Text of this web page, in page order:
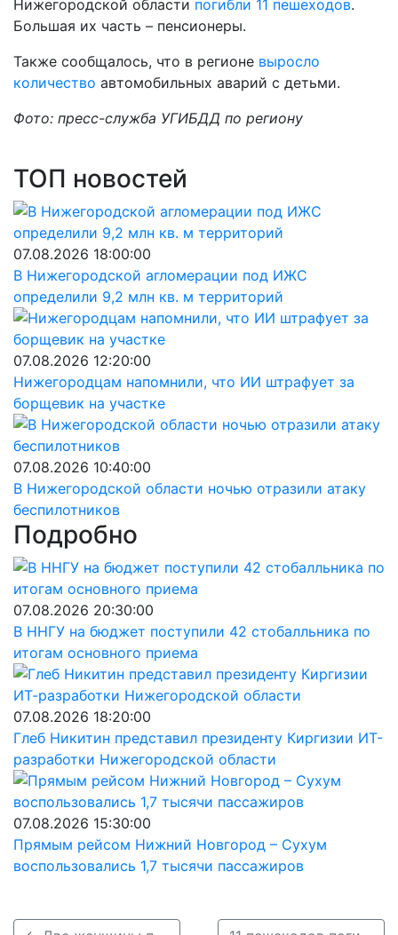
Нижегородской области погибли 11 пешеходов.
Большая их часть – пенсионеры.
Также сообщалось, что в регионе выросло
количество автомобильных аварий с детьми.
Фото: пресс-служба УГИБДД по региону
ТОП новостей
07.08.2026 18:00:00
В Нижегородской агломерации под ИЖС
определили 9,2 млн кв. м территорий
07.08.2026 12:20:00
Нижегородцам напомнили, что ИИ штрафует за
борщевик на участке
07.08.2026 10:40:00
В Нижегородской области ночью отразили атаку
беспилотников
Подробно
07.08.2026 20:30:00
В ННГУ на бюджет поступили 42 стобалльника по
итогам основного приема
07.08.2026 18:20:00
Глеб Никитин представил президенту Киргизии ИТ-
разработки Нижегородской области
07.08.2026 15:30:00
Прямым рейсом Нижний Новгород – Сухум
воспользовались 1,7 тысячи пассажиров